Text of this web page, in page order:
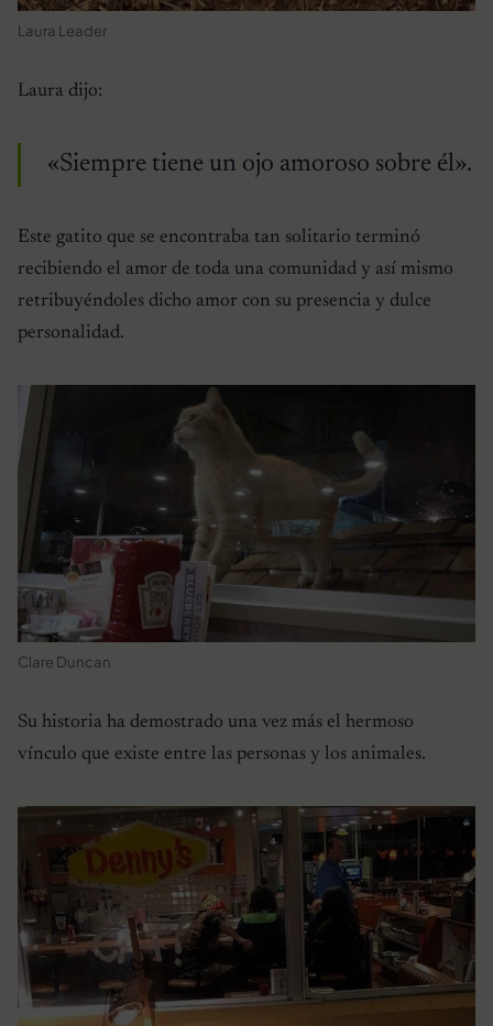
Laura Leader
Laura dijo:
«Siempre tiene un ojo amoroso sobre él».
Este gatito que se encontraba tan solitario terminó
recibiendo el amor de toda una comunidad y así mismo
retribuyéndoles dicho amor con su presencia y dulce
personalidad.
Clare Duncan
Su historia ha demostrado una vez más el hermoso
vínculo que existe entre las personas y los animales.